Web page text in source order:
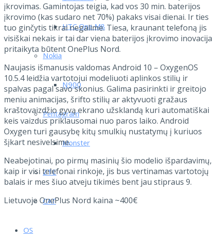
HTC One M8
Nokia
N900
Pentagram
Monster
ZTE
CAT
OS
įkrovimas. Gamintojas teigia, kad vos 30 min. baterijos
įkrovimo (kas sudaro net 70%) pakaks visai dienai. Ir ties
tuo ginčytis tikrai negalime. Tiesa, kraunant telefoną jis
visiškai nekais ir tai dar viena baterijos įkrovimo inovacija
pritaikyta būtent OnePlus Nord.
Naujasis išmanusis valdomas Android 10 – OxygenOS
10.5.4 leidžia vartotojui modeliuoti aplinkos stilių ir
spalvas pagal savo skonius. Galima pasirinkti ir greitojo
meniu animacijas, šrifto stilių ar aktyvuoti gražaus
kraštovaizdžio gyvą ekrano užsklandą kuri automatiškai
keis vaizdus priklausomai nuo paros laiko. Android
Oxygen turi gausybę kitų smulkių nustatymų į kuriuos
šįkart nesivelsime.
Neabejotinai, po pirmų masinių šio modelio išpardavimų,
kaip ir visi telefonai rinkoje, jis bus vertinamas vartotojų
balais ir mes šiuo atveju tikimės bent jau stipraus 9.
Lietuvoje OnePlus Nord kaina ~400€